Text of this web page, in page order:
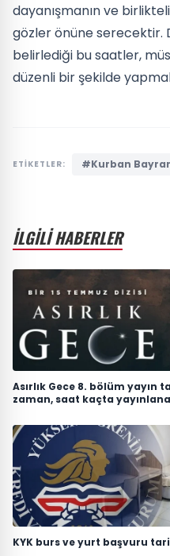
dayanışmanın ve
gözler önüne serecektir.
belirlediği bu saatler,
düzenli bir şekilde
ETİKETLER: #Kurban
İLGİLİ HABERLER
Asırlık Gece 8. bölüm yayın
zaman, saat kaçta
KYK burs ve yurt başvuru